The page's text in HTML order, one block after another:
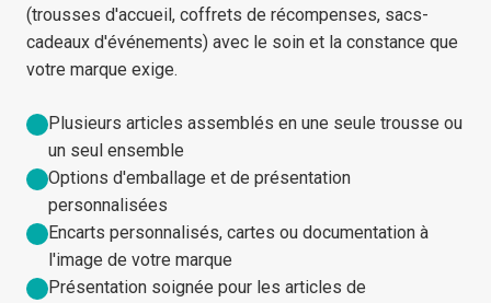
(trousses d'accueil, coffrets de récompenses, sacs-
cadeaux d'événements) avec le soin et la constance que
votre marque exige.
Plusieurs articles assemblés en une seule trousse ou
un seul ensemble
Options d'emballage et de présentation
personnalisées
Encarts personnalisés, cartes ou documentation à
l'image de votre marque
Présentation soignée pour les articles de